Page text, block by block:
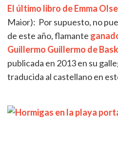
El último libro de Emma
Maior): Por supuesto, no
de este año, flamante
Guillermo Guillermo de
publicada en 2013 en su
traducida al castellano en